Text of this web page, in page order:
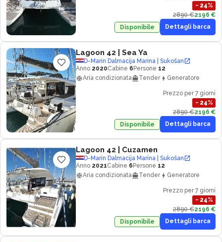
− 24%
2890 €2196 €
Disponibile
Dettagli barca
Lagoon 42 | Sea Ya
D-Marin Dalmacija Marina | Sukošan
Anno 2020Cabine 6 Persone 12
Aria condizionata
Tender Generatore
Prezzo per 7 giorni
− 24%
2890 €2196 €
Disponibile
Dettagli barca
Lagoon 42 | Cuzamen
D-Marin Dalmacija Marina | Sukošan
Anno 2021Cabine 6 Persone 12
Aria condizionata
Tender Generatore
Prezzo per 7 giorni
− 24%
2890 €2196 €
Disponibile
Dettagli barca